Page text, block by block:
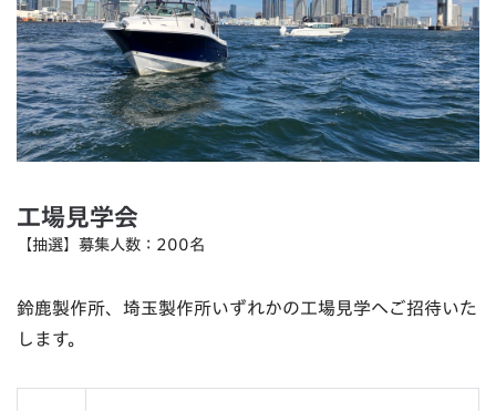
工場見学会
【抽選】募集人数：200名
鈴鹿製作所、埼玉製作所いずれかの工場見学へご招待いた
します。